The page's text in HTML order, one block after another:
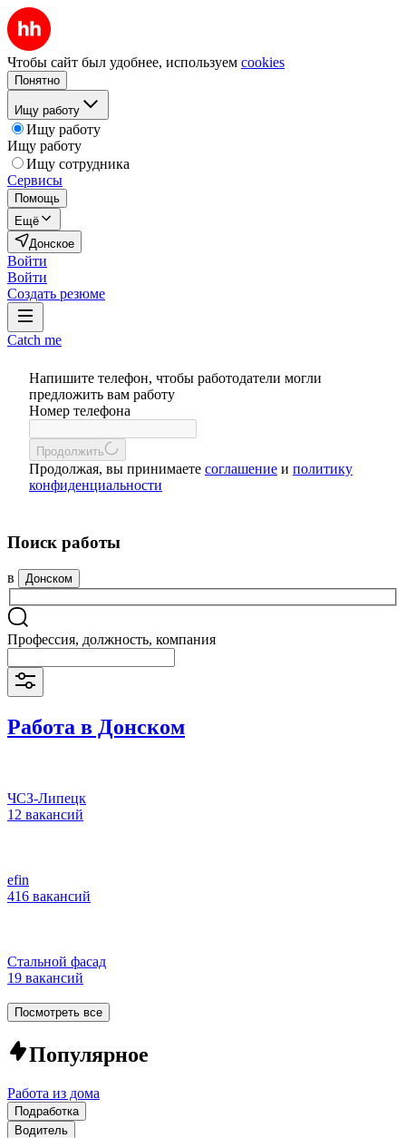
Чтобы сайт был удобнее, используем cookies
Понятно
Ищу работу
Ищу работу
Ищу работу
Ищу сотрудника
Сервисы
Помощь
Ещё
Донское
Войти
Войти
Создать резюме
Catch me
Напишите телефон, чтобы работодатели могли
предложить вам работу
Номер телефона
Продолжить
Продолжая, вы принимаете соглашение и политику
конфиденциальности
Поиск работы
в Донском
Профессия, должность, компания
Работа в Донском
ЧСЗ-Липецк
12 вакансий
efin
416 вакансий
Стальной фасад
19 вакансий
Посмотреть все
Популярное
Работа из дома
Подработка
Водитель